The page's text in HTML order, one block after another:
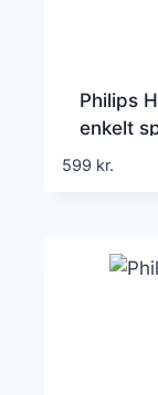
Philips
enkelt
230V
599 kr.